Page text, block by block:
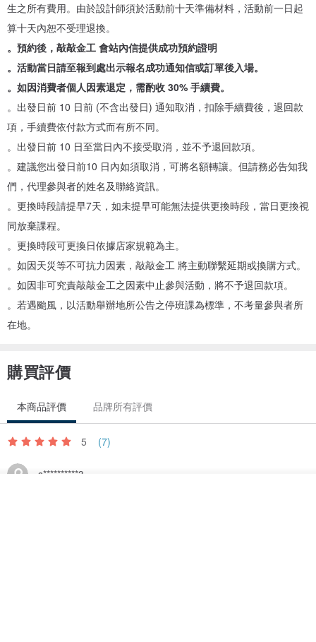
✓板橋環球店 預約
www.pinkoi.com/product/37wEn3Zn
▌課程講師群簡介 ▌
Yvonne
｜現職：敲敲金工 & Choccy Jewelry 創辦人
｜經歷：
曾為品牌電腦工業設計師、3CO陶瓷品牌設計師. 台灣衛浴大廠品牌
設計師
2008至2011年台灣設計師週參展
2010年台北縣文化創意特色商品時尚類銅獎
的手工飾品。2016年成立敲敲金工實體店，連續榮獲2017至2019新
專業設計能力傳遞，帶領敲敲團隊以優雅質感服務傳達更多手作飾品
受邀授課於新竹科學園區、財團法人自強工業基金會、集思、新竹牙
生之所有費用。由於設計師須於活動前十天準備材料，活動前一日起
算十天內恕不受理退換。
。預約後，敲敲金工 會站內信提供成功預約證明
。活動當日請至報到處出示報名成功通知信或訂單後入場。
。如因消費者個人因素退定，需酌收 30% 手續費。
。出發日前 10 日前 (不含出發日) 通知取消，扣除手續費後，退回款
項，手續費依付款方式而有所不同。
。出發日前 10 日至當日內不接受取消，並不予退回款項。
。建議您出發日前10 日內如須取消，可將名額轉讓。但請務必告知我
們，代理參與者的姓名及聯絡資訊。
。更換時段請提早7天，如未提早可能無法提供更換時段，當日更換視
同放棄課程。
。更換時段可更換日依據店家規範為主。
。如因天災等不可抗力因素，敲敲金工 將主動聯繫延期或換購方式。
。如因非可究責敲敲金工之因素中止參與活動，將不予退回款項。
。若遇颱風，以活動舉辦地所公告之停班課為標準，不考量參與者所
在地。
購買評價
本商品評價 品牌所有評價
5 (7)
s**********3